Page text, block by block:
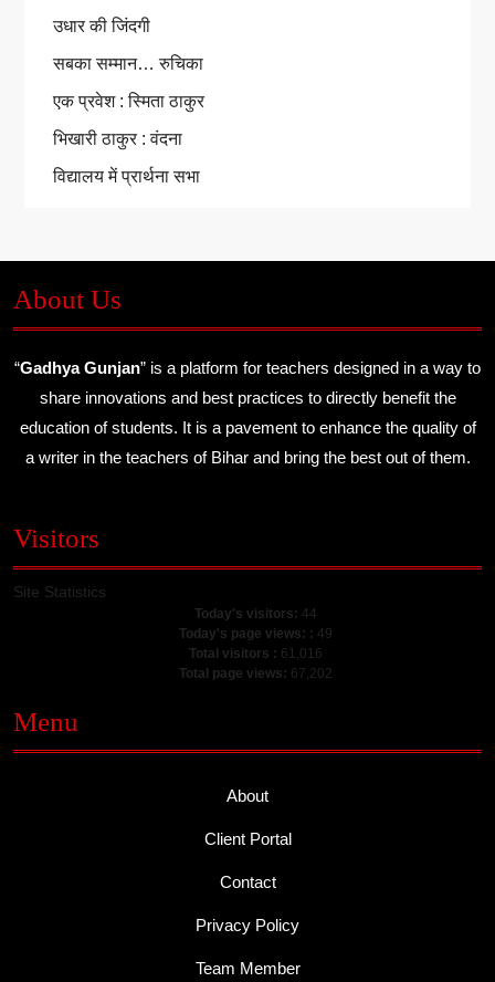
उधार की जिंदगी
सबका सम्मान… रुचिका
एक प्रवेश : स्मिता ठाकुर
भिखारी ठाकुर : वंदना
विद्यालय में प्रार्थना सभा
About Us
“Gadhya Gunjan” is a platform for teachers designed in a way to
share innovations and best practices to directly benefit the
education of students. It is a pavement to enhance the quality of
a writer in the teachers of Bihar and bring the best out of them.
Visitors
Site Statistics
Today's visitors: 44
Today's page views: : 49
Total visitors : 61,016
Total page views: 67,202
Menu
About
Client Portal
Contact
Privacy Policy
Team Member